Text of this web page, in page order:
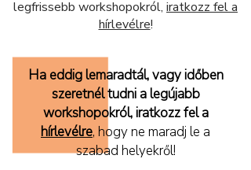
legfrissebb workshopokról, iratkozz fel a
hírlevélre!
Ha eddig lemaradtál, vagy időben
szeretnél tudni a legújabb
workshopokról,iratkozz fel a
hírlevélre, hogy ne maradj le a
szabad helyekről!